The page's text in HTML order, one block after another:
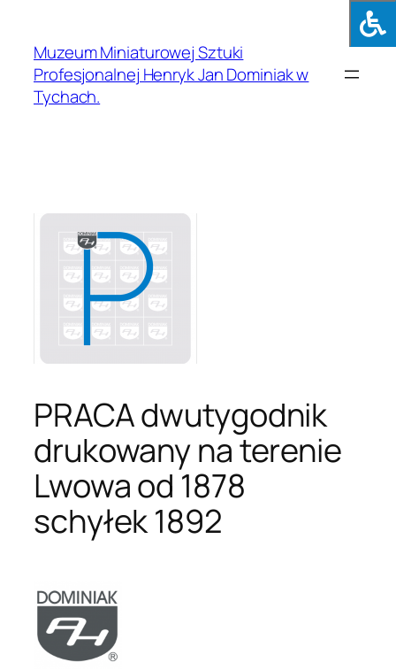
Muzeum Miniaturowej Sztuki
Profesjonalnej Henryk Jan Dominiak w
Tychach.
PRACA dwutygodnik
drukowany na terenie
Lwowa od 1878
schyłek 1892